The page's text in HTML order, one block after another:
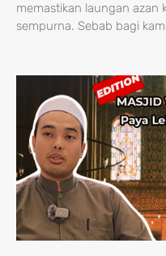
memastikan laungan azan
sempurna. Sebab bagi